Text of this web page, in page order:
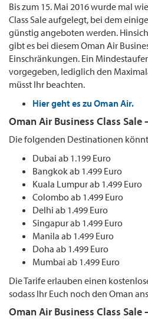
Bis zum 15. Mai 2016 wurde mal
Class Sale aufgelegt, bei dem
günstig angeboten werden.
gibt es bei diesem Oman Air
Einschränkungen. Ein
vorgegeben, lediglich den
müsst Ihr beachten.
Hier geht es zu Oman Air.
Oman Air Business Class
Die folgenden Destinationen
Dubai ab 1.199 Euro
Bangkok ab 1.499 Euro
Kuala Lumpur ab 1.499 Euro
Colombo ab 1.499 Euro
Delhi ab 1.499 Euro
Singapur ab 1.499 Euro
Manila ab 1.499 Euro
Doha ab 1.499 Euro
Mumbai ab 1.499 Euro
Die Tarife erlauben einen
sodass Ihr Euch noch den Oman
Oman Air Business Class